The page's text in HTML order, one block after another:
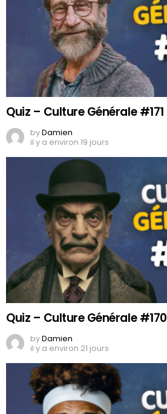
Quiz – Culture Générale #171
byDamien
il y a environ 19 jours
Quiz – Culture Générale #170
byDamien
il y a environ 21 jours